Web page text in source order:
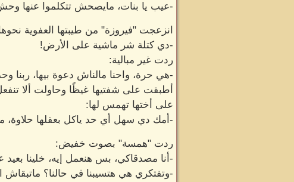
-عيب يا بنات، مايصحش تتكلموا عنها
انزعجت "فيروزة" من طيبتها العفوية
-دي كتلة شر ماشية على الأرض!
ردت غير مبالية:
-هي حرة، واحنا مالناش دعوة بيها، ربنا
أطبقت على شفتيها غيظًا وحاولت ألا
على أختها تهمس لها:
-أمك دي سهل أي حد ياكل بعقلها حلاوة،
ردت "همسة" بصوت خفيض:
-أنا مصدقاكي، بس هنعمل إيه، خلينا
-وتفتكري هي هتسيبنا في حالنا؟ ماتبقاش